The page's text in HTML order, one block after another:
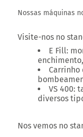
Nossas máquinas
Visite-nos no
E Fill:
VS 400:
diversos
Nos vemos no